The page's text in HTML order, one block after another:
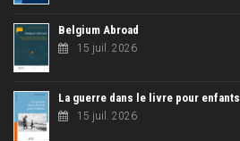
Belgium Abroad
15 juil. 2026
La guerre dans le livre pour enfants
15 juil. 2026